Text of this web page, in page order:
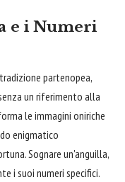
e i Numeri
partenopea,
un riferimento alla
le immagini oniriche
enigmatico
Sognare un'anguilla,
i suoi numeri specifici.